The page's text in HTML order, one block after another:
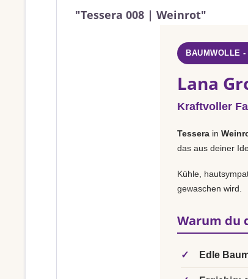
"Tessera 008 | Weinrot"
BAUMWOLLE
Lana
Kraftvoller
Tessera in
das aus deiner
Kühle,
gewaschen wird.
Warum du
✓ Edle